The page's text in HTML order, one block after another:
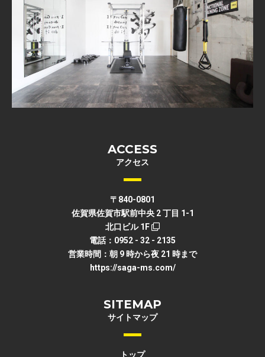
ACCESS
アクセス
〒840-0801
佐賀県佐賀市駅前中央 2 丁目 1-1
北口ビル 1F
電話：0952 - 32 - 2135
営業時間：朝 9 時から夜 21 時まで
https://saga-ms.com/
SITEMAP
サイトマップ
トップ